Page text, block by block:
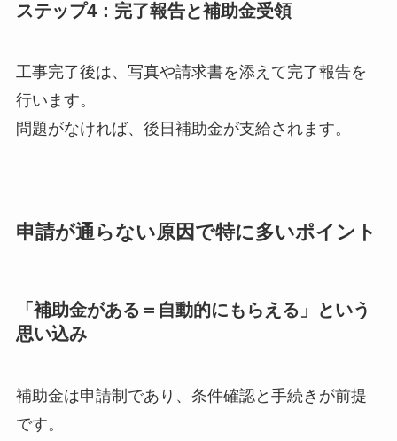
ステップ4：完了報告と補助金受領
工事完了後は、写真や請求書を添えて完了報告を
行います。
問題がなければ、後日補助金が支給されます。
申請が通らない原因で特に多いポイント
「補助金がある＝自動的にもらえる」という
思い込み
補助金は申請制であり、条件確認と手続きが前提
です。